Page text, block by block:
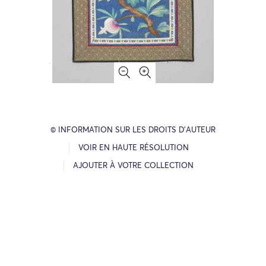
© INFORMATION SUR LES DROITS D’AUTEUR
VOIR EN HAUTE RÉSOLUTION
AJOUTER À VOTRE COLLECTION